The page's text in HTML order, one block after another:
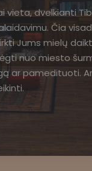
vieta, dvelkianti
Čia
Jums mielų
nuo miesto
ar pamedituoti.